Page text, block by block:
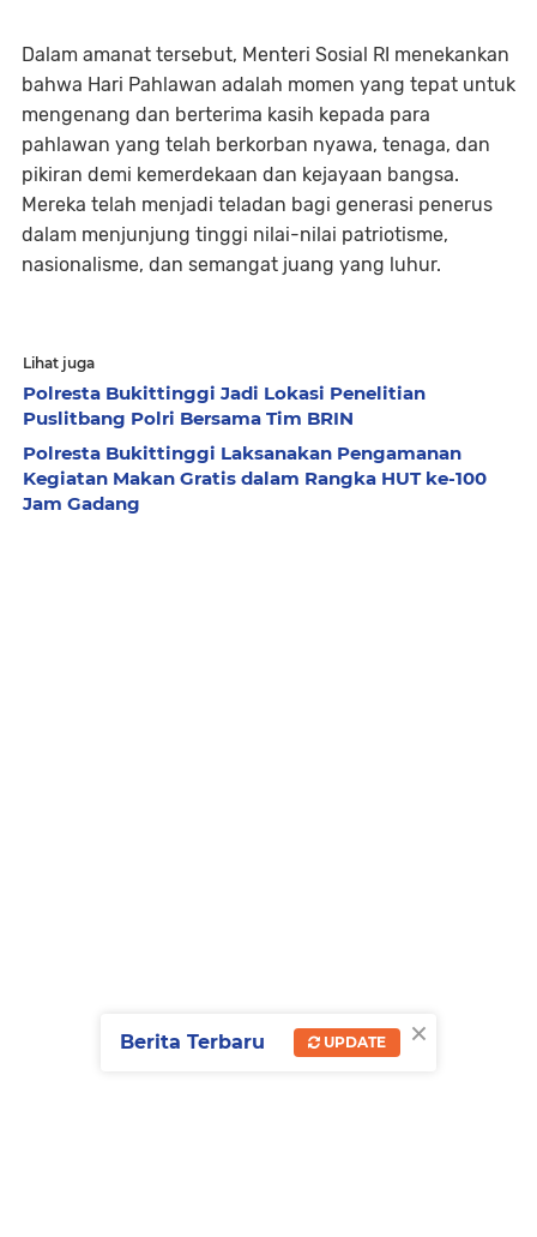
Dalam amanat tersebut, Menteri Sosial RI menekankan
bahwa Hari Pahlawan adalah momen yang tepat untuk
mengenang dan berterima kasih kepada para
pahlawan yang telah berkorban nyawa, tenaga, dan
pikiran demi kemerdekaan dan kejayaan bangsa.
Mereka telah menjadi teladan bagi generasi penerus
dalam menjunjung tinggi nilai-nilai patriotisme,
nasionalisme, dan semangat juang yang luhur.
Lihat juga
Polresta Bukittinggi Jadi Lokasi Penelitian
Puslitbang Polri Bersama Tim BRIN
Polresta Bukittinggi Laksanakan Pengamanan
Kegiatan Makan Gratis dalam Rangka HUT ke-100
Jam Gadang
×
Berita Terbaru UPDATE